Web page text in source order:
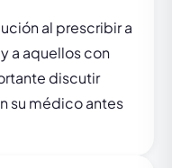
al prescribir a
a aquellos con
discutir
su médico antes